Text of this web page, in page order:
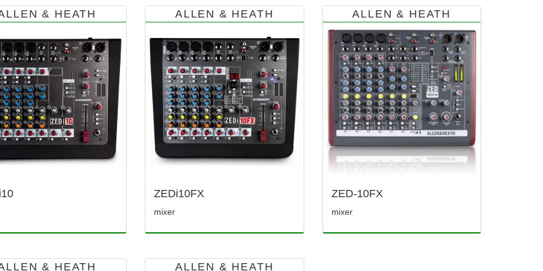
& HEATH ALLEN & HEATH
ZEDi10FX
mixer
ALLEN & HEATH
ZED-10FX
mixer
& HEATH ALLEN & HEATH